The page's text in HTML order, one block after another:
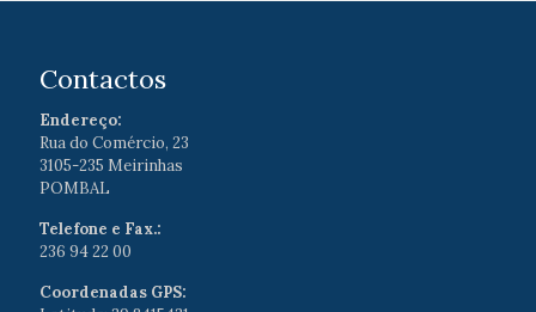
Contactos
Endereço:
Rua do Comércio, 23
3105-235 Meirinhas
POMBAL
Telefone e Fax.:
236 94 22 00
Coordenadas GPS: